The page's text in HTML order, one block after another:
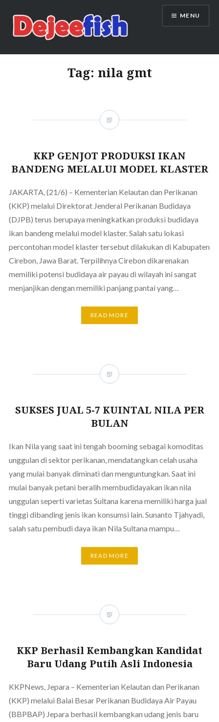
content
DEJEEFISH | PRODUSEN BENIH
IKAN BERKUALITAS INDONESIA
MENU
Tag: nila gmt
KKP GENJOT PRODUKSI IKAN
BANDENG MELALUI MODEL KLASTER
JAKARTA, (21/6) – Kementerian Kelautan dan Perikanan
(KKP) melalui Direktorat Jenderal Perikanan Budidaya
(DJPB) terus berupaya meningkatkan produksi budidaya
ikan bandeng melalui model klaster. Salah satu lokasi
percontohan model klaster tersebut dilakukan di Kabupaten
Cirebon, Jawa Barat. Terpilihnya Cirebon dikarenakan
memiliki potensi budidaya air payau di wilayah ini sangat
menjanjikan dengan memiliki panjang pantai yang…
READ MORE
SUKSES JUAL 5-7 KUINTAL NILA PER
BULAN
Ikan Nila yang saat ini tengah booming sebagai komoditas
unggulan di sektor perikanan, mendatangkan celah usaha
yang mulai banyak diminati dan menguntungkan. Saat ini
mulai banyak petani beralih membudidayakan ikan nila
unggulan seperti varietas Sultana karena memiliki harga jual
tinggi dibanding jenis ikan konsumsi lain. Sunanto Tjahyadi,
salah satu pembudi daya ikan Nila Sultana mampu…
READ MORE
KKP Berhasil Kembangkan Kandidat
Baru Udang Putih Asli Indonesia
KKPNews, Jepara – Kementerian Kelautan dan Perikanan
(KKP) melalui Balai Besar Perikanan Budidaya Air Payau
(BBPBAP) Jepara berhasil kembangkan udang jenis baru